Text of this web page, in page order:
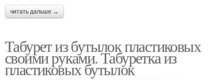
читать дальше →
Табурет из бутылок пластиковых
своими руками. Табуретка из
пластиковых бутылок